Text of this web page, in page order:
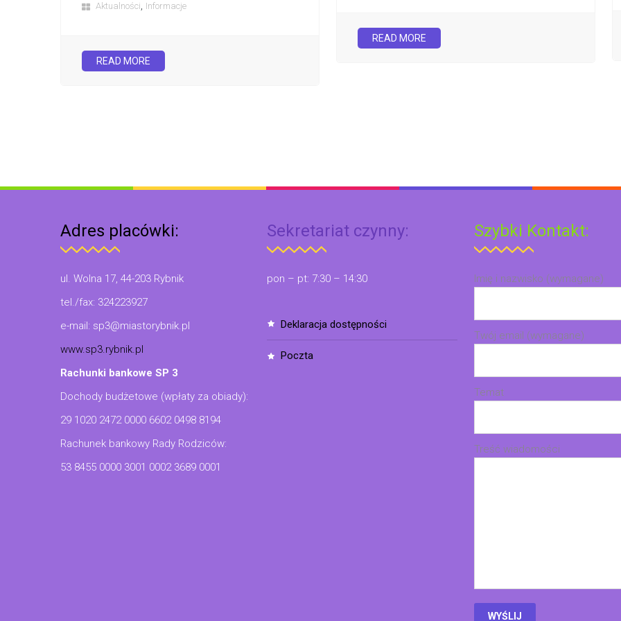
Aktualności, Informacje
READ MORE
READ MORE
Adres placówki:
ul. Wolna 17, 44-203 Rybnik
tel./fax: 324223927
e-mail: sp3@miastorybnik.pl
www.sp3.rybnik.pl
Rachunki bankowe SP 3
Dochody budżetowe (wpłaty za obiady):
29 1020 2472 0000 6602 0498 8194
Rachunek bankowy Rady Rodziców:
53 8455 0000 3001 0002 3689 0001
Sekretariat czynny:
pon – pt: 7:30 – 14:30
deklaracja dostępności
poczta
Szybki Kontakt:
Imię i nazwisko (wymagane)
Twój email (wymagane)
Temat
Treść wiadomości